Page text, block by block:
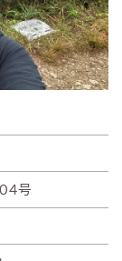
４号